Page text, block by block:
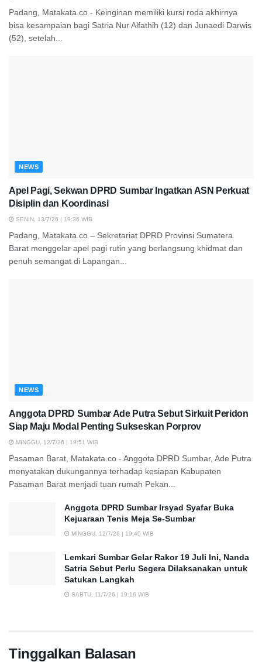
Padang, Matakata.co - Keinginan memiliki kursi roda akhirnya
bisa kesampaian bagi Satria Nur Alfathih (12) dan Junaedi Darwis
(52), setelah...
NEWS
Apel Pagi, Sekwan DPRD Sumbar Ingatkan ASN Perkuat
Disiplin dan Koordinasi
SENIN, 13/7/26 | 19:36 WIB
Padang, Matakata.co – Sekretariat DPRD Provinsi Sumatera
Barat menggelar apel pagi rutin yang berlangsung khidmat dan
penuh semangat di Lapangan...
NEWS
Anggota DPRD Sumbar Ade Putra Sebut Sirkuit Peridon
Siap Maju Modal Penting Sukseskan Porprov
MINGGU, 12/7/26 | 19:51 WIB
Pasaman Barat, Matakata.co - Anggota DPRD Sumbar, Ade Putra
menyatakan dukungannya terhadap kesiapan Kabupaten
Pasaman Barat menjadi tuan rumah Pekan...
Anggota DPRD Sumbar Irsyad Syafar Buka
Kejuaraan Tenis Meja Se-Sumbar
MINGGU, 12/7/26 | 19:45 WIB
Lemkari Sumbar Gelar Rakor 19 Juli Ini, Nanda
Satria Sebut Perlu Segera Dilaksanakan untuk
Satukan Langkah
SABTU, 11/7/26 | 19:16 WIB
Tinggalkan Balasan